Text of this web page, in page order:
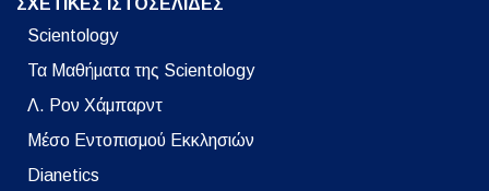
ΣΧΕΤΙΚΕΣ ΙΣΤΟΣΕΛΙΔΕΣ
Scientology
Τα Μαθήματα της Scientology
Λ. Ρον Χάμπαρντ
Μέσο Εντοπισμού Εκκλησιών
Dianetics